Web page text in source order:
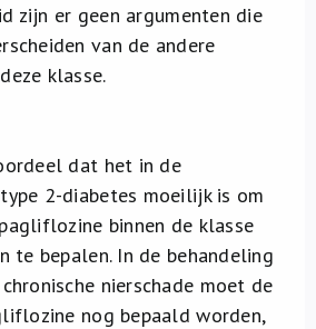
zijn er geen argumenten die
van de andere
klasse.
dat het in de
2-diabetes moeilijk is om
binnen de klasse
te bepalen. In de behandeling
nierschade moet de
nog bepaald worden,